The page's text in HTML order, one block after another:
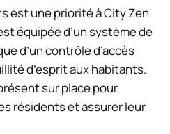
est une priorité à City Zen
équipée d’un système de
d’un contrôle d’accès
d’esprit aux habitants.
sur place pour
résidents et assurer leur